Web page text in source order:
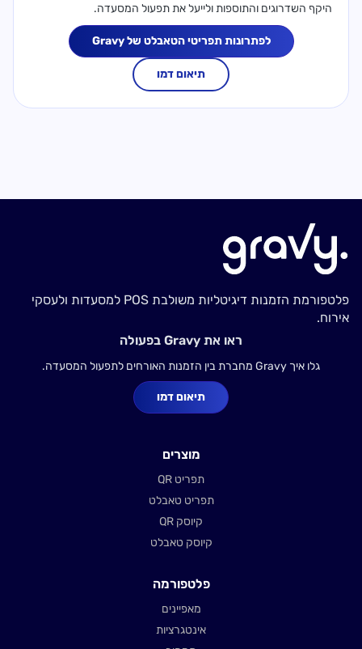
היקף השדרוגים והתוספות ולייעל את תפעול המסעדה.
לפתרונות תפריטי הטאבלט של Gravy
תיאום דמו
פלטפורמת הזמנות דיגיטליות משולבת POS למסעדות ולעסקי
אירוח.
ראו את Gravy בפעולה
גלו איך Gravy מחברת בין הזמנות האורחים לתפעול המסעדה.
תיאום דמו
מוצרים
תפריט QR
תפריט טאבלט
קיוסק QR
קיוסק טאבלט
פלטפורמה
מאפיינים
אינטגרציות